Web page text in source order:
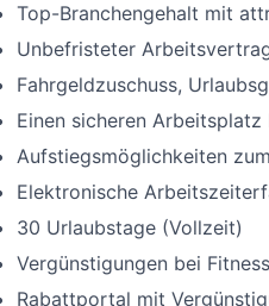
Top-Branchengehalt mit
Unbefristeter
Fahrgeldzuschuss,
Einen sicheren
Aufstiegsmöglichkeiten
Elektronische
30 Urlaubstage (Vollzeit)
Vergünstigungen bei
Rabattportal mit